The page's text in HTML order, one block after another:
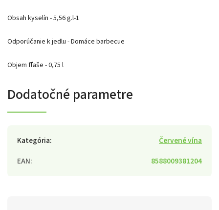
Obsah kyselín - 5,56 g.l-1
Odporúčanie k jedlu - Domáce barbecue
Objem fľaše - 0,75 l
Dodatočné parametre
Kategória:
Červené vína
EAN: 8588009381204